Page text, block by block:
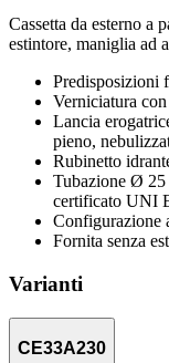
Cassetta da esterno a
estintore, maniglia ad
Predisposizioni
Verniciatura
Lancia
pieno,
Rubinetto
Tubazione Ø
certificato UNI
Configurazione
Fornita senza
Varianti
CE33A230